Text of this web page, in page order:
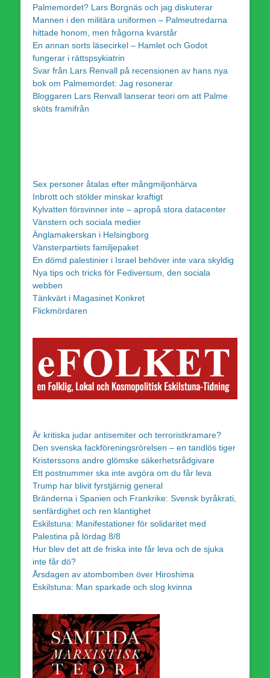
Palmemordet? Lars Borgnäs och jag diskuterar
Mannen i den militära uniformen – Palmeutredarna
hittade honom, men frågorna kvarstår
En annan sorts läsecirkel – Hamlet och Godot
fungerar i rättspsykiatrin
Svar från Lars Renvall på recensionen av hans nya
bok om Palmemordet: Jag resonerar
Bloggaren Lars Renvall lanserar teori om att Palme
sköts framifrån
Sex personer åtalas efter mångmiljonhärva
Inbrott och stölder minskar kraftigt
Kylvatten försvinner inte – apropå stora datacenter
Vänstern och sociala medier
Änglamakerskan i Helsingborg
Vänsterpartiets familjepaket
En dömd palestinier i Israel behöver inte vara skyldig
Nya tips och tricks för Fediversum, den sociala
webben
Tänkvärt i Magasinet Konkret
Flickmördaren
Är kritiska judar antisemiter och terroristkramare?
Den svenska fackföreningsrörelsen – en tandlös tiger
Kristerssons andre glömske säkerhetsrådgivare
Ett postnummer ska inte avgöra om du får leva
Trump har blivit fyrstjärnig general
Bränderna i Spanien och Frankrike: Svensk byråkrati,
senfärdighet och ren klantighet
Eskilstuna: Manifestationer för solidaritet med
Palestina på lördag 8/8
Hur blev det att de friska inte får leva och de sjuka
inte får dö?
Årsdagen av atombomben över Hiroshima
Eskilstuna: Man sparkade och slog kvinna